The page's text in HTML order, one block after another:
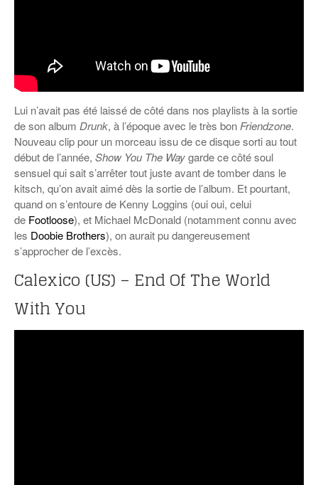
Lui n’avait pas été laissé de côté dans nos playlists à la sortie
de son album Drunk, à l’époque avec le très bon Friendzone.
Nouveau clip pour un morceau issu de ce disque sorti au tout
début de l’année, Show You The Waygarde ce côté soul
sensuel qui sait s’arrêter tout juste avant de tomber dans le
kitsch, qu’on avait aimé dès la sortie de l’album. Et pourtant,
quand on s’entoure de Kenny Loggins (oui oui, celui
de Footloose), et Michael McDonald (notamment connu avec
les Doobie Brothers), on aurait pu dangereusement
s’approcher de l’excès.
Calexico (US) – End Of The World
With You